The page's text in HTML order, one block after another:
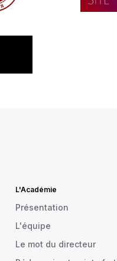
L'Académie
Présentation
L'équipe
Le mot du directeur